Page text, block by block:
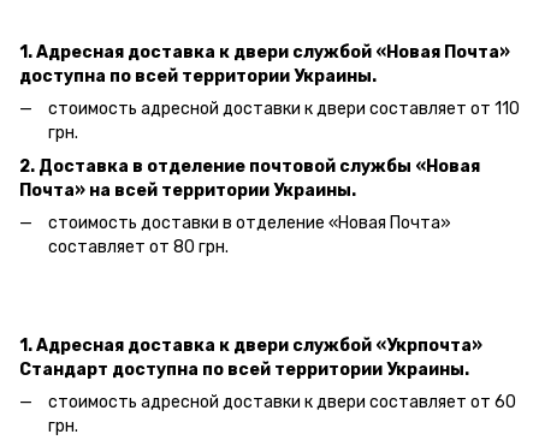
1. Адресная доставка к двери службой «Новая Почта»
доступна по всей территории Украины.
стоимость адресной доставки к двери составляет от 110
грн.
2. Доставка в отделение почтовой службы «Новая
Почта» на всей территории Украины.
стоимость доставки в отделение «Новая Почта»
составляет от 80 грн.
1. Адресная доставка к двери службой «Укрпочта»
Стандарт доступна по всей территории Украины.
стоимость адресной доставки к двери составляет от 60
грн.